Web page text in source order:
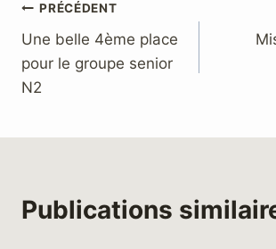
PRÉCÉDENT
Une belle 4ème place
pour le groupe senior
N2
Publications